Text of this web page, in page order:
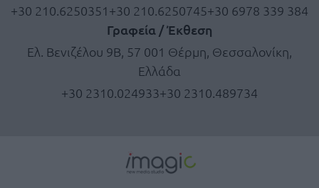
+30 210.6250351 +30 210.6250745+30 6978 339 384
Γραφεία / Έκθεση
Ελ. Βενιζέλου 9Β, 57 001 Θέρμη, Θεσσαλονίκη,
Ελλάδα
+30 2310.024933+30 2310.489734